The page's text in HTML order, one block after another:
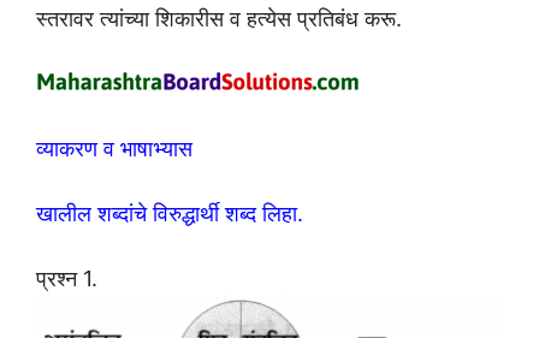
स्तरावर त्यांच्या शिकारीस व हत्येस प्रतिबंध करू.
व्याकरण व भाषाभ्यास
खालील शब्दांचे विरुद्धार्थी शब्द लिहा.
प्रश्न 1.